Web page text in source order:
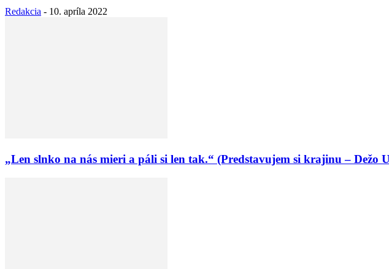
Redakcia - 10. apríla 2022
„Len slnko na nás mieri a páli si len tak.“ (Predstavujem si krajinu –